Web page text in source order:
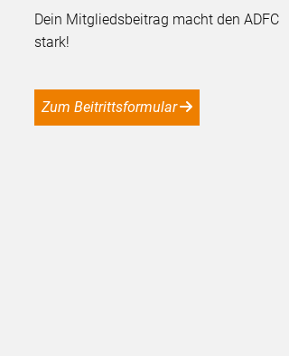
Dein Mitgliedsbeitrag macht den ADFC
stark!
Zum Beitrittsformular